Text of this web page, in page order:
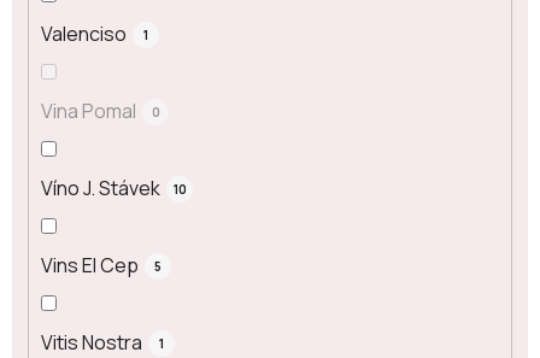
Valenciso 1
Vina Pomal 0
Víno J. Stávek 10
Vins El Cep 5
Vitis Nostra 1